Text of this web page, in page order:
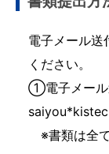
電子メール送
ください。
①電子メール
※書類は全